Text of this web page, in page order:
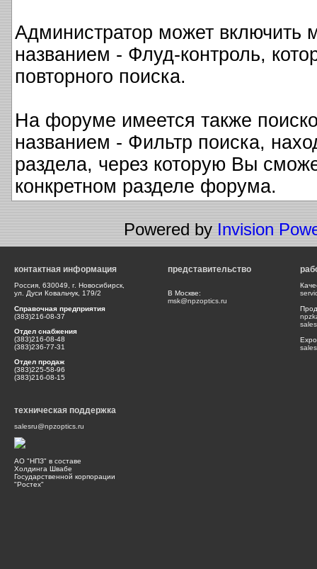
Администратор может включить
названием - Флуд-контроль,
повторного поиска.
На форуме имеется также
названием - Фильтр поиска,
раздела, через которую Вы
конкретном разделе форума.
Powered by Invision
контактная информация
Россия, 630049, г. Новосибирск,
ул. Дуси Ковальчук, 179/2
Справочная предприятия
(383)216-08-37
Отдел снабжения
(383)216-08-48
(383)236-77-31
Отдел продаж
(383)225-58-96
(383)216-08-15
представительство
В Москве:
msk@npzoptics.ru
техническая поддержка
salesru@npzoptics.ru
АО "НПЗ" в составе
Холдинга Швабе
Государственной корпорации
"Ростех"